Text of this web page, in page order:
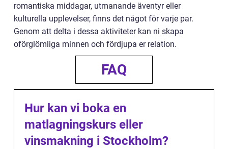
romantiska middagar, utmanande äventyr eller
kulturella upplevelser, finns det något för varje par.
Genom att delta i dessa aktiviteter kan ni skapa
oförglömliga minnen och fördjupa er relation.
FAQ
Hur kan vi boka en
matlagningskurs eller
vinsmakning i Stockholm?